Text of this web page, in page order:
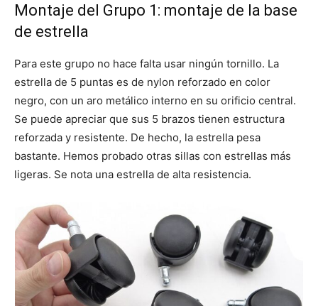
Montaje del Grupo 1: montaje de la base
de estrella
Para este grupo no hace falta usar ningún tornillo. La
estrella de 5 puntas es de nylon reforzado en color
negro, con un aro metálico interno en su orificio central.
Se puede apreciar que sus 5 brazos tienen estructura
reforzada y resistente. De hecho, la estrella pesa
bastante. Hemos probado otras sillas con estrellas más
ligeras. Se nota una estrella de alta resistencia.